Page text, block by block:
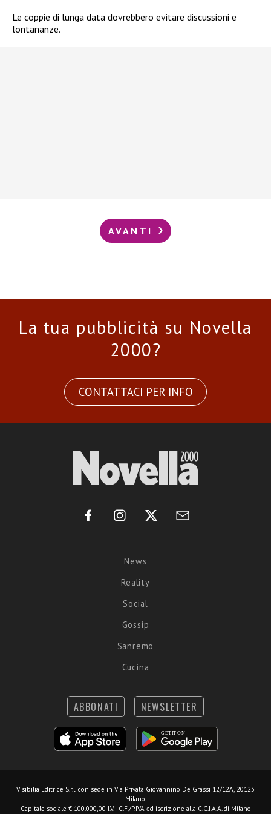
Le coppie di lunga data dovrebbero evitare discussioni e
lontananze.
AVANTI
La tua pubblicità su Novella
2000?
CONTATTACI PER INFO
News
Reality
Social
Gossip
Sanremo
Cucina
ABBONATI NEWSLETTER
Visibilia Editrice S.r.l. con sede in Via Privata Giovannino De Grassi 12/12A, 20123
Milano.
Capitale sociale € 100.000,00 I.V. - C.F./P.IVA ed iscrizione alla C.C.I.A.A. di Milano